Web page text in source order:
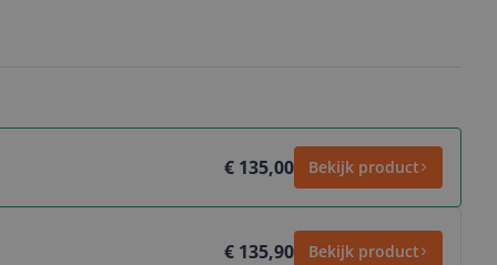
€ 135,00 Bekijk product
€ 135,90 Bekijk product